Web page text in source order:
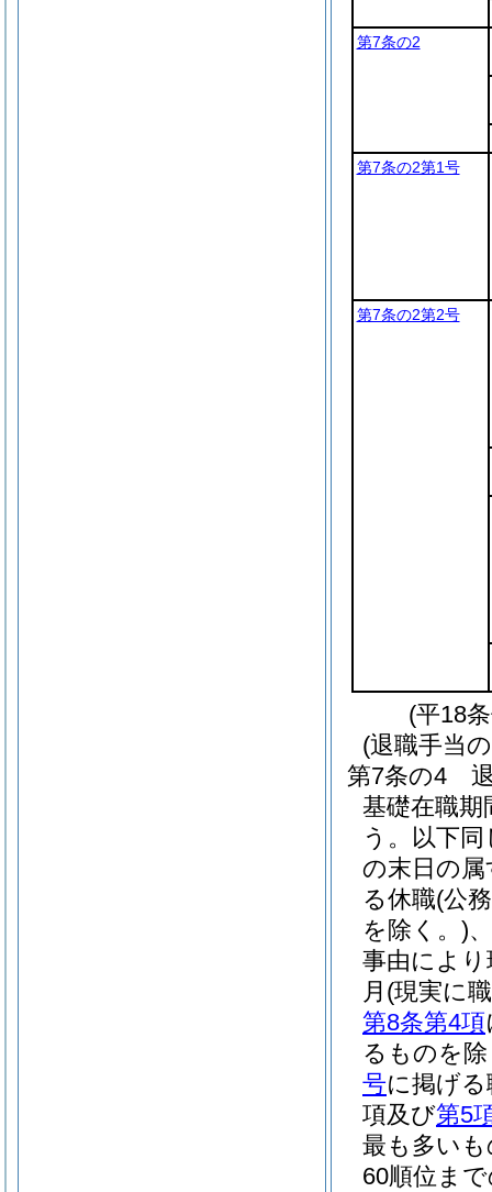
第7条の2
第7条の2第1号
第7条の2第2号
(平18
(退職手当
第7条の4
基礎在職期
う。以下同
の末日の
る休職(公
を除く。)
事由によ
月 (現実に
第8条第4項
るものを
号に掲げ
項及び第5
最も多い
60順位ま